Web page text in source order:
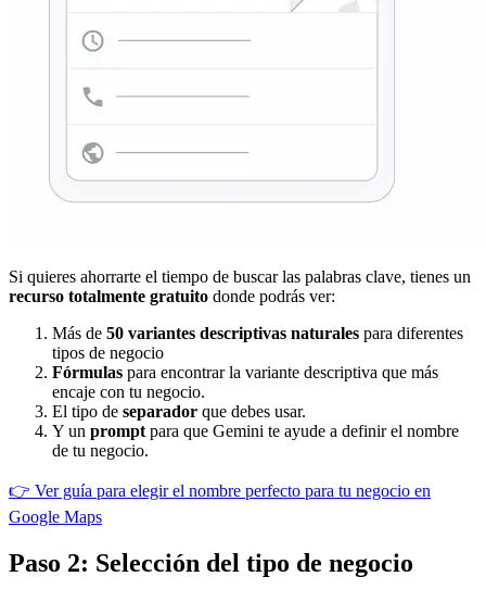
Si quieres ahorrarte el tiempo de buscar las palabras clave, tienes un
recurso totalmente gratuito donde podrás ver:
Más de 50 variantes descriptivas naturales para diferentes
tipos de negocio
Fórmulas para encontrar la variante descriptiva que más
encaje con tu negocio.
El tipo de separador que debes usar.
Y un prompt para que Gemini te ayude a definir el nombre
de tu negocio.
👉 Ver guía para elegir el nombre perfecto para tu negocio en
Google Maps
Paso 2: Selección del tipo de negocio